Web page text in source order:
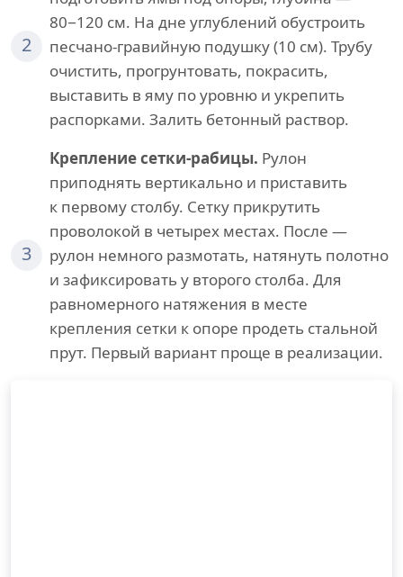
2
80−120 см. На дне углублений обустроить
песчано-гравийную подушку (10 см). Трубу
очистить, прогрунтовать, покрасить,
выставить в яму по уровню и укрепить
распорками. Залить бетонный раствор.
3
Крепление сетки-рабицы. Рулон
приподнять вертикально и приставить
к первому столбу. Сетку прикрутить
проволокой в четырех местах. После —
рулон немного размотать, натянуть полотно
и зафиксировать у второго столба. Для
равномерного натяжения в месте
крепления сетки к опоре продеть стальной
прут. Первый вариант проще в реализации.